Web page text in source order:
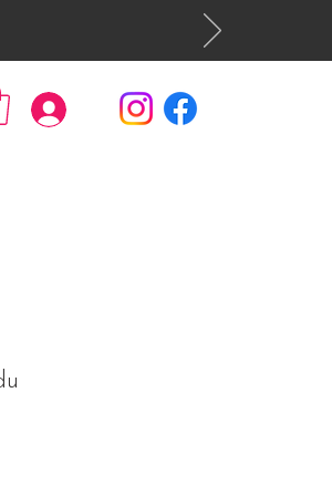
Se connecter